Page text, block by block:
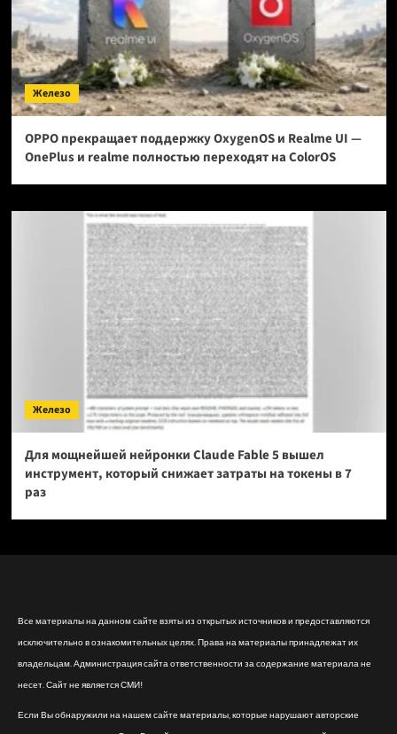
Железо
OPPO прекращает поддержку OxygenOS и Realme UI —
OnePlus и realme полностью переходят на ColorOS
Железо
Для мощнейшей нейронки Claude Fable 5 вышел
инструмент, который снижает затраты на токены в 7
раз
Все материалы на данном сайте взяты из открытых источников и предоставляются
исключительно в ознакомительных целях. Права на материалы принадлежат их
владельцам. Администрация сайта ответственности за содержание материала не
несет. Сайт не является СМИ!
Если Вы обнаружили на нашем сайте материалы, которые нарушают авторские